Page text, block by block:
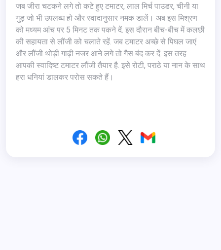
जब जीरा चटकने लगे तो कटे हुए टमाटर, लाल मिर्च पाउडर, चीनी या
गुड़ जो भी उपलब्ध हो और स्वादानुसार नमक डालें। अब इस मिश्रण
को मध्यम आंच पर 5 मिनट तक पकने दें. इस दौरान बीच-बीच में कलछी
की सहायता से लौंजी को चलाते रहें. जब टमाटर अच्छे से पिघल जाएं
और लौंजी थोड़ी गाढ़ी नजर आने लगे तो गैस बंद कर दें. इस तरह
आपकी स्वादिष्ट टमाटर लौंजी तैयार है. इसे रोटी, पराठे या नान के साथ
हरा धनियां डालकर परोस सकते हैं।